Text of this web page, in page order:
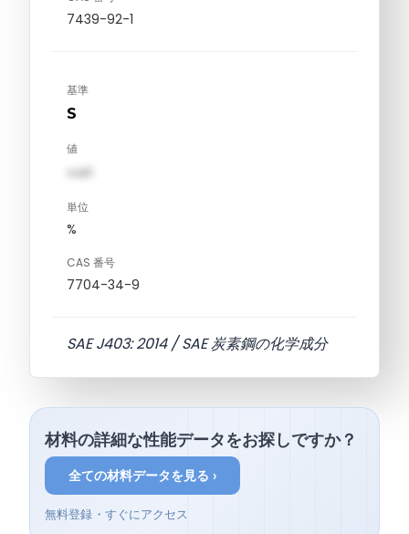
7439-92-1
基準
S
値
val1
単位
%
CAS 番号
7704-34-9
SAE J403: 2014 / SAE 炭素鋼の化学成分
材料の詳細な性能データをお探しですか？
全ての材料データを見る ›
無料登録・すぐにアクセス